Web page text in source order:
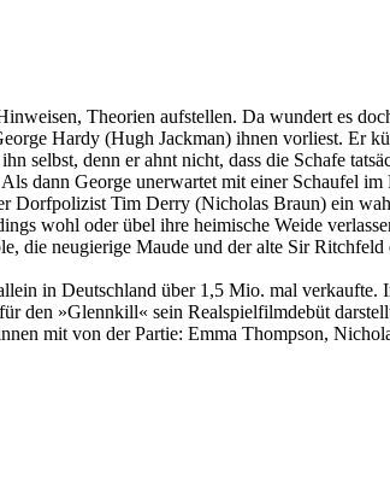
Theorien aufstellen. Da wundert es
Hardy (Hugh Jackman) ihnen vorliest. Er
selbst, denn er ahnt nicht, dass die Schafe
dann George unerwartet mit einer Schaufel
Dorfpolizist Tim Derry (Nicholas Braun) ein
wohl oder übel ihre heimische Weide
die neugierige Maude und der alte Sir
in Deutschland über 1,5 Mio. mal verkaufte.
den »Glennkill« sein Realspielfilmdebüt
mit von der Partie: Emma Thompson,